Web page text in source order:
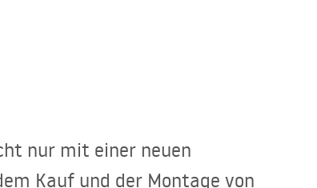
nur mit einer neuen
Kauf und der Montage von